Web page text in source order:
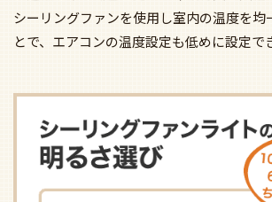
シーリングファンを使用し室内の温度を均
とで、エアコンの温度設定も低めに設定で